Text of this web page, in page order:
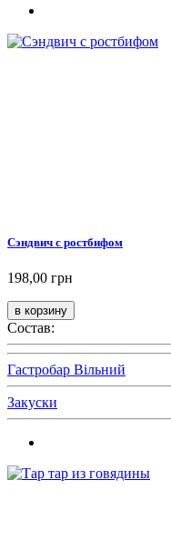
Сэндвич с ростбифом
198,00 грн
Состав:
Гастробар Вільний
Закуски